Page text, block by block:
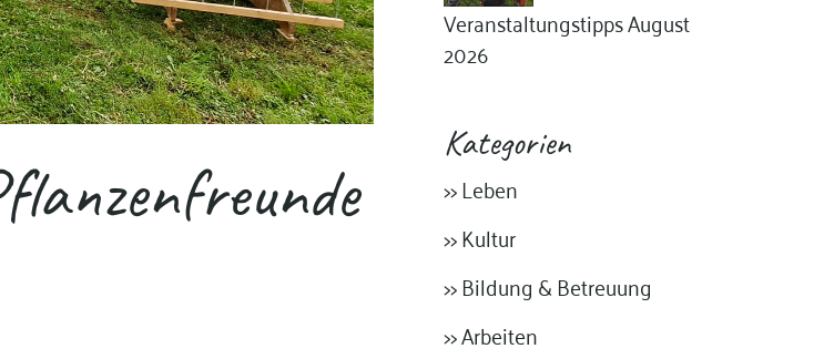
Veranstaltungstipps August
2026
Kategorien
>> Leben
>> Kultur
>> Bildung & Betreuung
>> Arbeiten